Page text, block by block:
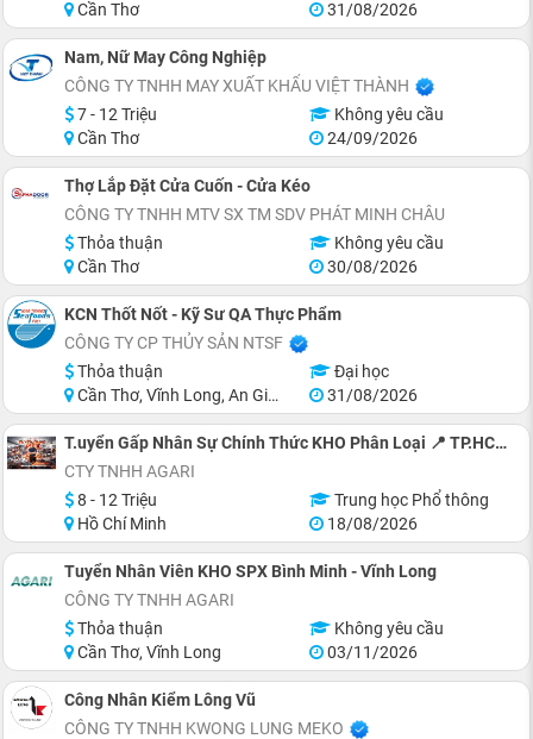
Cần Thơ 31/08/2026
Nam, Nữ May Công Nghiệp
CÔNG TY TNHH MAY XUẤT KHẨU VIỆT THÀNH
7 - 12 Triệu
Không yêu cầu
Cần Thơ
24/09/2026
Thợ Lắp Đặt Cửa Cuốn - Cửa Kéo
CÔNG TY TNHH MTV SX TM SDV PHÁT MINH CHÂU
Thỏa thuận
Không yêu cầu
Cần Thơ
30/08/2026
KCN Thốt Nốt - Kỹ Sư QA Thực Phẩm
CÔNG TY CP THỦY SẢN NTSF
Thỏa thuận
Đại học
Cần Thơ, Vĩnh Long, An Giang, Đồng Tháp, Tiền Giang, Hồ Chí Minh
31/08/2026
T.uyển Gấp Nhân Sự Chính Thức KHO Phân Loại 📍 TP.HCM: Quận 12, Tân Bình, Bình Tân!
CTY TNHH AGARI
8 - 12 Triệu
Trung học Phổ thông
Hồ Chí Minh
18/08/2026
Tuyển Nhân Viên KHO SPX Bình Minh - Vĩnh Long
CÔNG TY TNHH AGARI
Thỏa thuận
Không yêu cầu
Cần Thơ, Vĩnh Long
03/11/2026
Công Nhân Kiểm Lông Vũ
CÔNG TY TNHH KWONG LUNG MEKO